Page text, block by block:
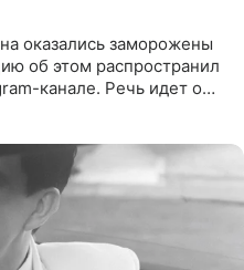
оказались заморожены
об этом распространил
канале. Речь идет о